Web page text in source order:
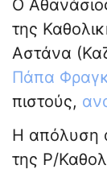
Ο
της
Αστάνα
Πάπα
πιστούς,
Η απόλυση
της Ρ/